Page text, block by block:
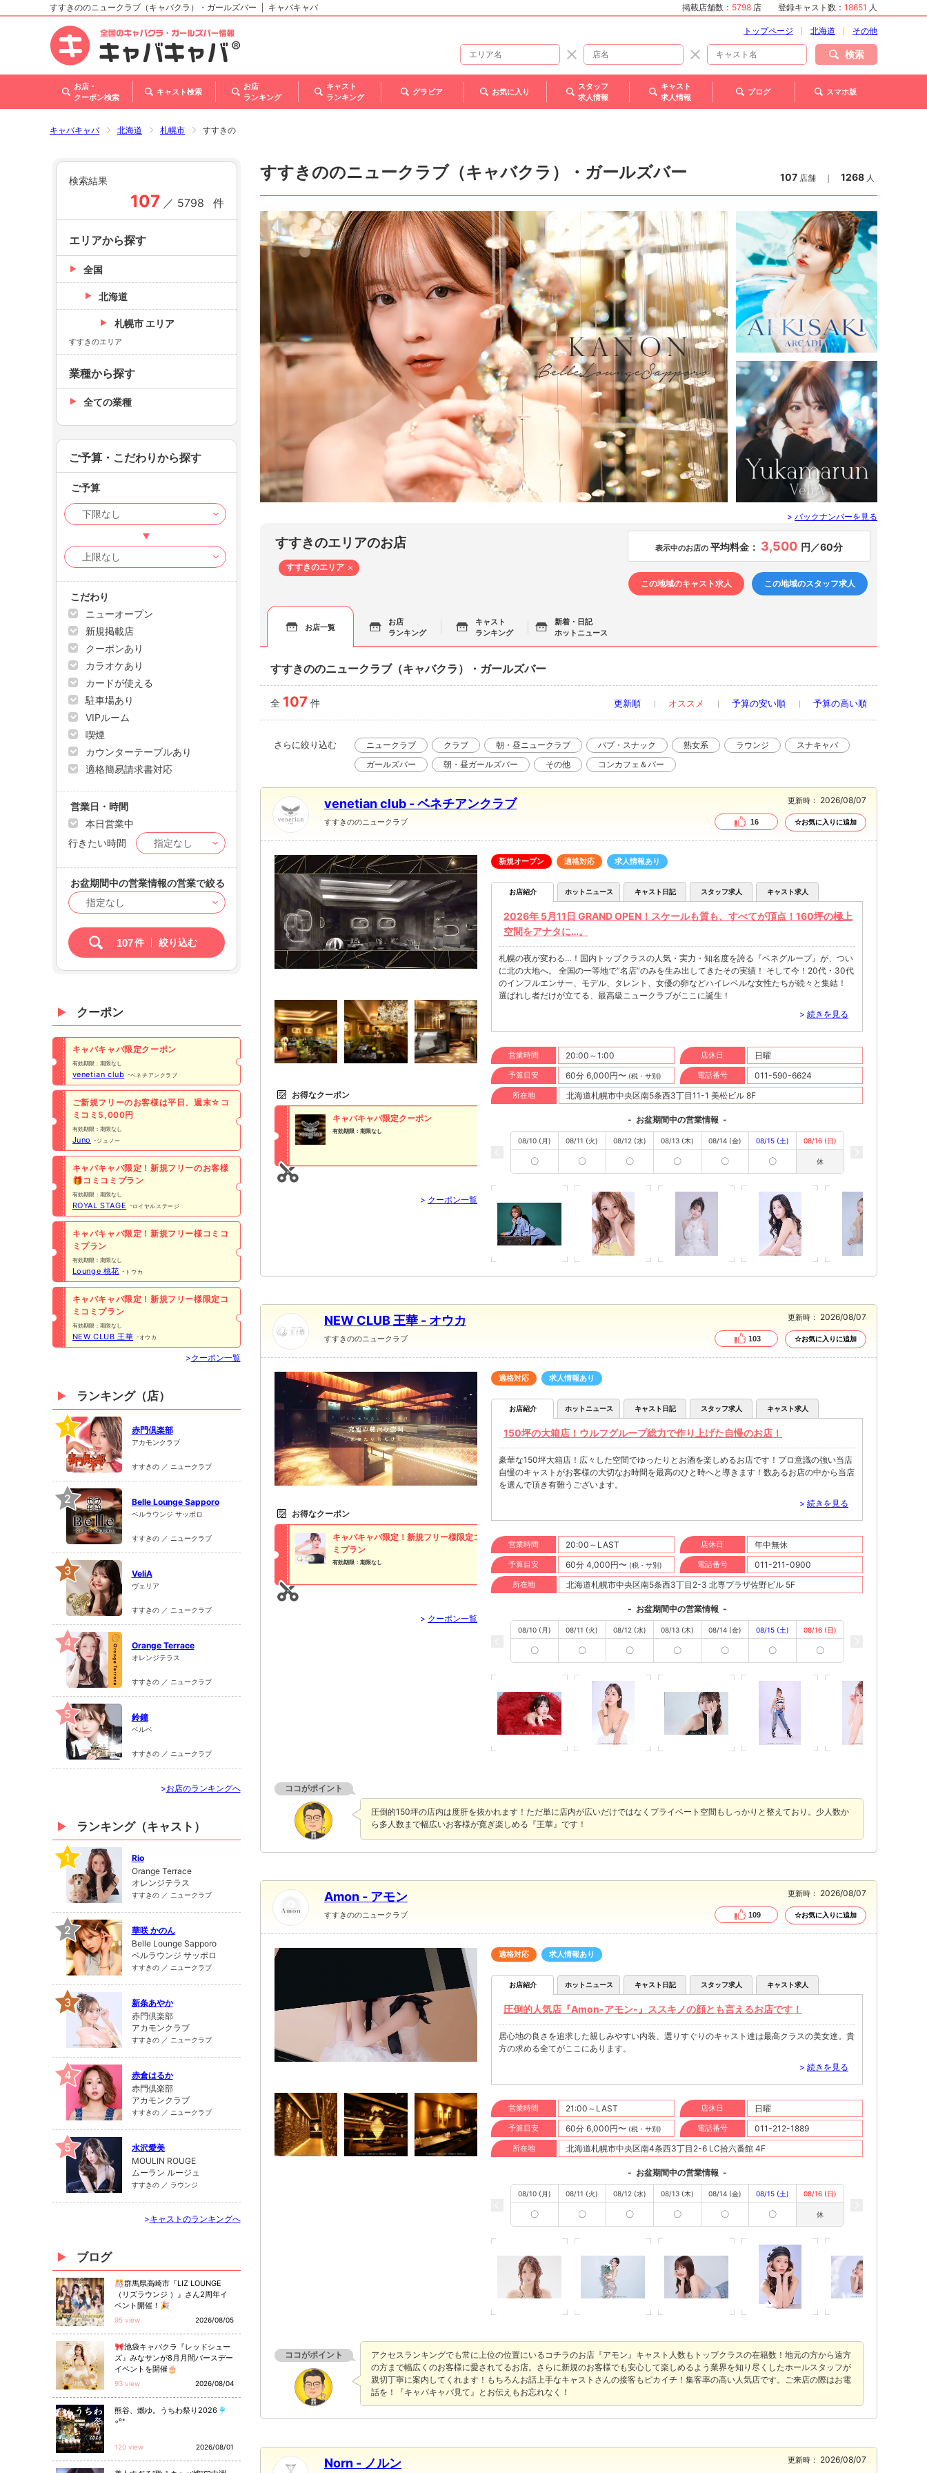
北海道
東北
甲信越・北陸
関西
すすきののニュークラブ（キャバクラ）・ガールズバー キャバキャバ 掲載店舗数： 5798 店 登録キャスト数： 18651 人
トップページ 北海道 その他
検索
お店・
クーポン検索
キャスト検索
お店
ランキング
キャスト
ランキング
グラビア お気に入り
スタッフ
求人情報
キャスト
求人情報
ブログ スマホ版
キャバキャバ 北海道 札幌市 すすきの
すすきののニュークラブ（キャバクラ）・ガールズバー 107 店舗 ｜ 1268 人
すすきの ／ ニュークラブ
ARCADIA - アルカディア
妃 愛（23）
すすきの ／ ニュークラブ
VeliA - ヴェリア
> バックナンバーを見る
すすきのエリアのお店 表示中のお店の 平均料金： 3,500 円／60分
すすきのエリア
この地域のキャスト求人
この地域のスタッフ求人
お店一覧
お店
ランキング
キャスト
ランキング
新着・日記
ホットニュース
すすきののニュークラブ（キャバクラ）・ガールズバー
全 107 件 更新順 オススメ 予算の安い順 予算の高い順
さらに絞り込む ニュークラブ クラブ 朝・昼ニュークラブ パブ・スナック 熟女系 ラウンジ
スナキャバ
ガールズバー
朝・昼ガールズバー その他 コンカフェ＆バー
venetian club - ベネチアンクラブ
すすきののニュークラブ
更新時： 2026/08/07
16 ☆お気に入りに追加
お得なクーポン
キャバキャバ限定クーポン
有効期限：期限なし
> クーポン一覧
新規オープン 適格対応 求人情報あり
お店紹介 ホットニュース キャスト日記 スタッフ求人 キャスト求人
2026年 5月11日 GRAND OPEN！スケールも質も、すべてが頂点！160坪の極上
空間をアナタに…。
札幌の夜が変わる…！国内トップクラスの人気・実力・知名度を誇る『ベネグループ』が、つい
に北の大地へ。 全国の一等地で“名店”のみを生み出してきたその実績！ そして今！20代・30代
のインフルエンサー、モデル、タレント、女優の卵などハイレベルな女性たちが続々と集結！
選ばれし者だけが立てる、最高級ニュークラブがここに誕生！
> 続きを見る
営業時間 20:00～1:00 店休日 日曜
予算目安 60分 6,000円〜 (税・サ別) 電話番号 011-590-6624
所在地 北海道札幌市中央区南5条西3丁目11-1 美松ビル 8F
- お盆期間中の営業情報 -
08/10 (月)
〇
08/11 (火)
〇
08/12 (水)
〇
08/13 (木)
〇
08/14 (金)
〇
08/15 (土)
〇
08/16 (日)
休
NEW CLUB 王華 - オウカ
すすきののニュークラブ
更新時： 2026/08/07
103 ☆お気に入りに追加
お得なクーポン
キャバキャバ限定！新規フリー様限定コミコ
ミプラン
有効期限：期限なし
> クーポン一覧
適格対応 求人情報あり
お店紹介 ホットニュース キャスト日記 スタッフ求人 キャスト求人
150坪の大箱店！ウルフグループ総力で作り上げた自慢のお店！
豪華な150坪大箱店！広々した空間でゆったりとお酒を楽しめるお店です！プロ意識の強い当店
自慢のキャストがお客様の大切なお時間を最高のひと時へと導きます！数あるお店の中から当店
を選んで頂き有難うございます。
> 続きを見る
営業時間 20:00～LAST 店休日 年中無休
予算目安 60分 4,000円〜 (税・サ別) 電話番号 011-211-0900
所在地 北海道札幌市中央区南5条西3丁目2-3 北専プラザ佐野ビル 5F
- お盆期間中の営業情報 -
08/10 (月)
〇
08/11 (火)
〇
08/12 (水)
〇
08/13 (木)
〇
08/14 (金)
〇
08/15 (土)
〇
08/16 (日)
〇
ココがポイント
圧倒的150坪の店内は度肝を抜かれます！ただ単に店内が広いだけではなくプライベート空間もしっかりと整えており。少人数か
ら多人数まで幅広いお客様が寛ぎ楽しめる『王華』です！
Amon - アモン
すすきののニュークラブ
更新時： 2026/08/07
109 ☆お気に入りに追加
適格対応 求人情報あり
お店紹介 ホットニュース キャスト日記 スタッフ求人 キャスト求人
圧倒的人気店『Amon-アモン-』ススキノの顔とも言えるお店です！
居心地の良さを追求した親しみやすい内装、選りすぐりのキャスト達は最高クラスの美女達。貴
方の求める全てがここにあります。
> 続きを見る
営業時間 21:00～LAST 店休日 日曜
予算目安 60分 6,000円〜 (税・サ別) 電話番号 011-212-1889
所在地 北海道札幌市中央区南4条西3丁目2-6 LC拾六番館 4F
- お盆期間中の営業情報 -
08/10 (月)
〇
08/11 (火)
〇
08/12 (水)
〇
08/13 (木)
〇
08/14 (金)
〇
08/15 (土)
〇
08/16 (日)
休
ココがポイント
アクセスランキングでも常に上位の位置にいるコチラのお店『アモン』キャスト人数もトップクラスの在籍数！地元の方から遠方
の方まで幅広くのお客様に愛されてるお店。さらに新規のお客様でも安心して楽しめるよう業界を知り尽くしたホールスタッフが
親切丁寧に案内してくれます！もちろんお話上手なキャストさんの接客もピカイチ！集客率の高い人気店です。ご来店の際はお電
話を！『キャバキャバ見て』とお伝えもお忘れなく！
Norn - ノルン 更新時： 2026/08/07
検索結果
107 ／ 5798 件
エリアから探す
全国
北海道
札幌市 エリア
すすきのエリア
業種から探す
全ての業種
ご予算・こだわりから探す
ご予算
こだわり
ニューオープン
新規掲載店
クーポンあり
カラオケあり
カードが使える
駐車場あり
VIPルーム
喫煙
カウンターテーブルあり
適格簡易請求書対応
営業日・時間
本日営業中
行きたい時間
お盆期間中の営業情報の営業で絞る
107件 絞り込む
クーポン
キャバキャバ限定クーポン
有効期限：期限なし
venetian club ベネチアンクラブ
ご新規フリーのお客様は平日、週末☆コ
ミコミ5,000円
有効期限：期限なし
Juno ジュノー
キャバキャバ限定！新規フリーのお客様
🎁コミコミプラン
有効期限：期限なし
ROYAL STAGE ロイヤルステージ
キャバキャバ限定！新規フリー様コミコ
ミプラン
有効期限：期限なし
Lounge 桃花 トウカ
キャバキャバ限定！新規フリー様限定コ
ミコミプラン
有効期限：期限なし
NEW CLUB 王華 オウカ
>クーポン一覧
ランキング（店）
1 赤門倶楽部
アカモンクラブ
すすきの ／ ニュークラブ
2 Belle Lounge Sapporo
ベルラウンジ サッポロ
すすきの ／ ニュークラブ
3 VeliA
ヴェリア
すすきの ／ ニュークラブ
4 Orange Terrace
オレンジテラス
すすきの ／ ニュークラブ
5 鈴鐘
ベルベ
すすきの ／ ニュークラブ
>お店のランキングへ
ランキング（キャスト）
1
Rio
Orange Terrace
オレンジテラス
すすきの ／ ニュークラブ
2
華咲 かのん
Belle Lounge Sapporo
ベルラウンジ サッポロ
すすきの ／ ニュークラブ
3
新条あやか
赤門倶楽部
アカモンクラブ
すすきの ／ ニュークラブ
4
赤倉はるか
赤門倶楽部
アカモンクラブ
すすきの ／ ニュークラブ
5
水沢愛美
MOULIN ROUGE
ムーラン ルージュ
すすきの ／ ラウンジ
>キャストのランキングへ
ブログ
🎊群馬県高崎市『LIZ LOUNGE
（リズラウンジ ）』さん2周年イ
ベント開催！🎉
95 view 2026/08/05
🎀池袋キャバクラ『レッドシュー
ズ』みなサンが8月月間バースデー
イベントを開催🎂
93 view 2026/08/04
熊谷、燃ゆ。うちわ祭り2026🎐
◦°⁺
120 view 2026/08/01